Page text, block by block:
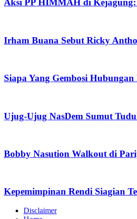
Aksi PP HIMMAH di Kejagung:
Irham Buana Sebut Ricky
Siapa Yang Gembosi Hubungan
Ujug-Ujug NasDem Sumut
Bobby Nasution Walkout di
Kepemimpinan Rendi Siagian
Disclaimer